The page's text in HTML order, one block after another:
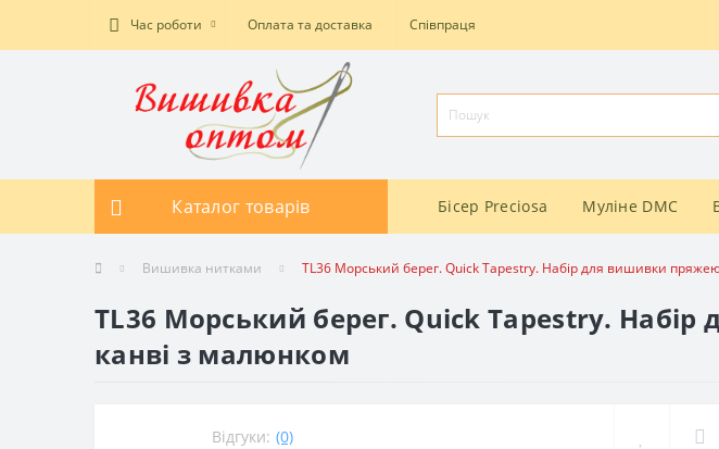
Час роботи Оплата та доставка Співпраця
Каталог товарів Бісер Preciosa Муліне DMC
Вишивка нитками TL36 Морський берег. Quick Tapestry. Набір для вишивки
TL36 Морський берег. Quick Tapestry.
канві з малюнком
Відгуки: (0)